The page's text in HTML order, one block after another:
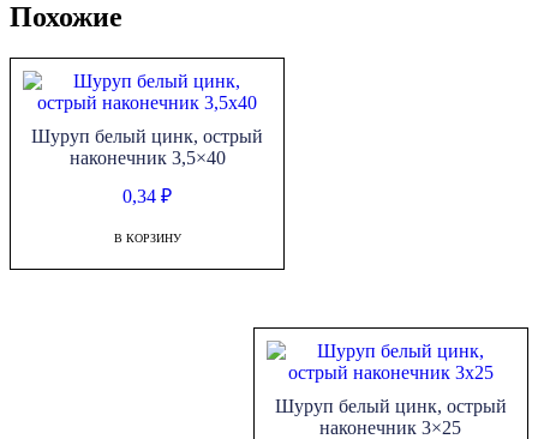
Похожие
Шуруп белый цинк, острый
наконечник 3,5×40
0,34₽
В КОРЗИНУ
Шуруп белый цинк, острый
наконечник 3×25